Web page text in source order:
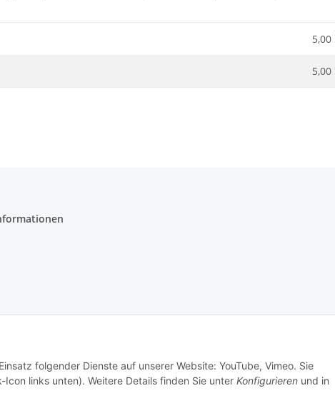
5,00
5,00
folgender Dienste auf unserer Website: YouTube, Vimeo. Sie
links unten). Weitere Details finden Sie unter Konfigurieren und in